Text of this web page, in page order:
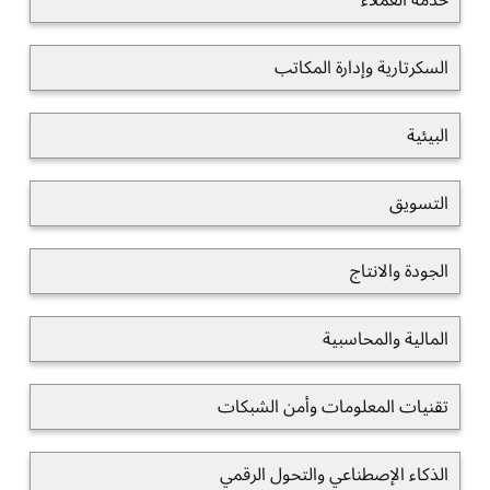
السكرتارية وإدارة المكاتب
البيئية
التسويق
الجودة والانتاج
المالية والمحاسبية
تقنيات المعلومات وأمن الشبكات
الذكاء الإصطناعي والتحول الرقمي